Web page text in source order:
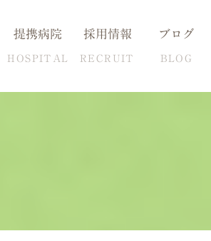
提携病院
HOSPITAL
採用情報
RECRUIT
ブログ
BLOG